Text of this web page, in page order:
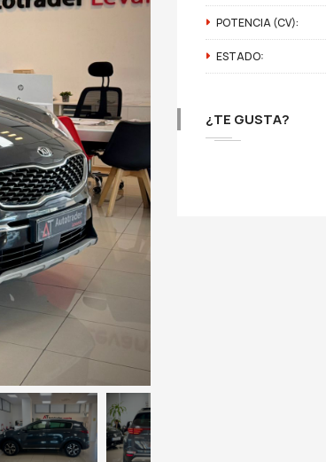
POTENCIA (CV):
ESTADO:
¿TE GUSTA?